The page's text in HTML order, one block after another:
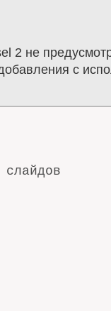
2 не
с
слайдов